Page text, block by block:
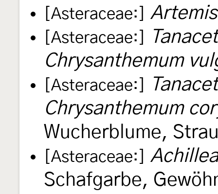
[Asteraceae:]
[Asteraceae:]
Chrysanthemum
[Asteraceae:]
Chrysanthemum
Wucherblume,
[Asteraceae:]
Schafgarbe,